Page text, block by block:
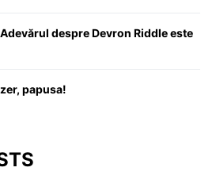
Adevărul despre Devron Riddle este
papusa!